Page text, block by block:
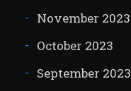
November 2023
October 2023
September 2023